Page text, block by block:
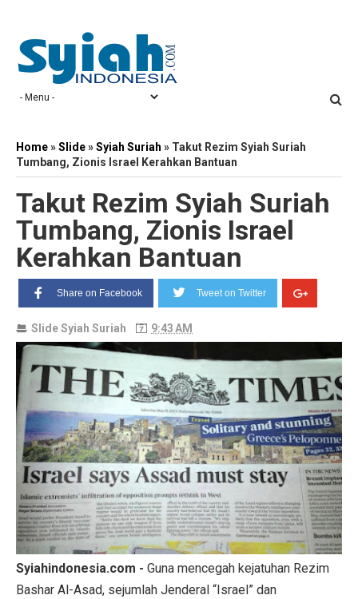
Home»Slide»Syiah Suriah » Takut Rezim Syiah Suriah
Tumbang, Zionis Israel Kerahkan Bantuan
Takut Rezim Syiah Suriah
Tumbang, Zionis Israel
Kerahkan Bantuan
Share on Facebook Tweet on Twitter
SlideSyiah Suriah 9:43 AM
Syiahindonesia.com - Guna mencegah kejatuhan Rezim
Bashar Al-Asad, sejumlah Jenderal “Israel” dan